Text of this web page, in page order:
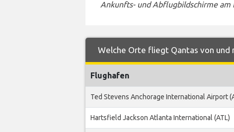
Ankunfts- und Abflugbildschirme am
Welche Orte fliegt Qantas von und
Flughafen
Ted Stevens Anchorage International Airport
Hartsfield Jackson Atlanta International (ATL)